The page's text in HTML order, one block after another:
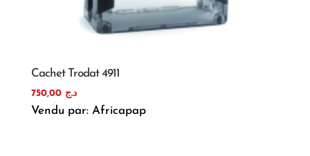
Cachet Trodat 4911
د.ج 750,00
Vendu par: Africapap